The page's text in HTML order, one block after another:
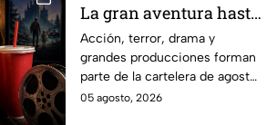
La gran aventura hasta
El Final de la Calle Oak
con Anne Hathaway.
Esta es la lista
completa de los
Acción, terror, drama y
grandes producciones forman
parte de la cartelera de agosto
en México.
05 agosto, 2026